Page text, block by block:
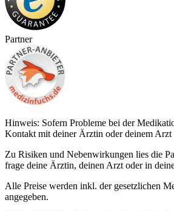
Partner
Hinweis: Sofern Probleme bei der
Kontakt mit deiner Ärztin oder deinem Arzt
Zu Risiken und Nebenwirkungen lies die
frage deine Ärztin, deinen Arzt oder in
Alle Preise werden inkl. der gesetzlichen
angegeben.